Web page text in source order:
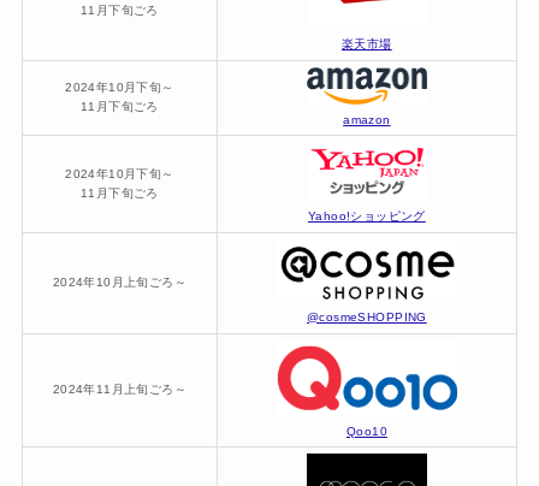
11月下旬ごろ
楽天市場
2024年10月下旬～
11月下旬ごろ
amazon
2024年10月下旬～
11月下旬ごろ
Yahoo!ショッピング
2024年10月上旬ごろ～
@cosmeSHOPPING
2024年11月上旬ごろ～
Qoo10